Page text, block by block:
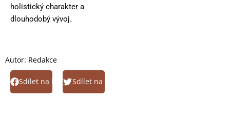
holistický charakter a
dlouhodobý vývoj.
Autor: Redakce
Sdílet na FacebookSdílet na Twitter